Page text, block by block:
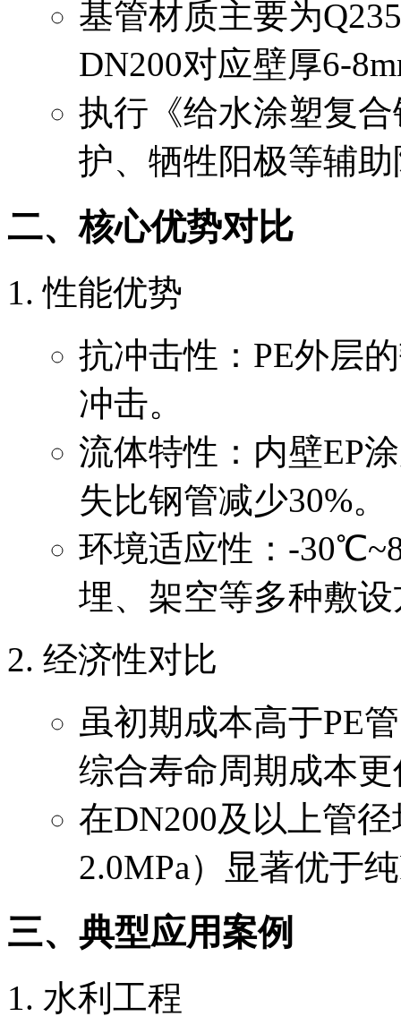
基管材质主要为
DN200对应壁厚6-
执行《给水涂塑复
护、牺牲阳极等辅
二、核心优势对比
性能优势
抗冲击性：PE外层
冲击。
流体特性：内壁EP
失比钢管减少30%。
环境适应性：-
埋、架空等多种敷
经济性对比
虽初期成本高于PE
综合寿命周期成本
在DN200及以上管
2.0MPa）显著优于
三、典型应用案例
水利工程